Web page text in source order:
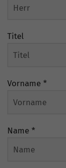
Titel
Vorname *
Name *